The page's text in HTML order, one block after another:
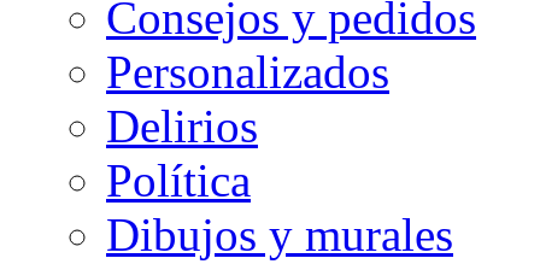
Consejos y pedidos
Personalizados
Delirios
Política
Dibujos y murales